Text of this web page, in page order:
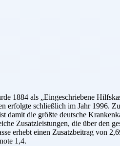
1884 als „Eingeschriebene
schließlich im Jahr 1996.
die größte deutsche
Zusatzleistungen, die über den
erhebt einen Zusatzbeitrag von
1,4.